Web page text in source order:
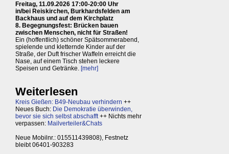
Freitag, 11.09.2026 17:00-20:00 Uhr
in/bei Reiskirchen, Burkhardsfelden am
Backhaus und auf dem Kirchplatz
8. Begegnungsfest: Brücken bauen
zwischen Menschen, nicht für Straßen!
Ein (hoffentlich) schöner Spätsommerabend,
spielende und kletternde Kinder auf der
Straße, der Duft frischer Waffeln erreicht die
Nase, auf einem Tisch stehen leckere
Speisen und Getränke. [mehr]
Weiterlesen
Kreis Gießen: B49-Neubau verhindern ++
Neues Buch: Die Demokratie überwinden,
bevor sie sich selbst abschafft++ Nichts mehr
verpassen: Mailverteiler&Chats
Neue Mobilnr.: 015511439808), Festnetz
bleibt 06401-903283